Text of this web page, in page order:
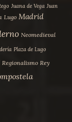
Juana de Vega Juan
Lugo Madrid
Neomedieval
Plaza de Lugo
Regionalismo Rey